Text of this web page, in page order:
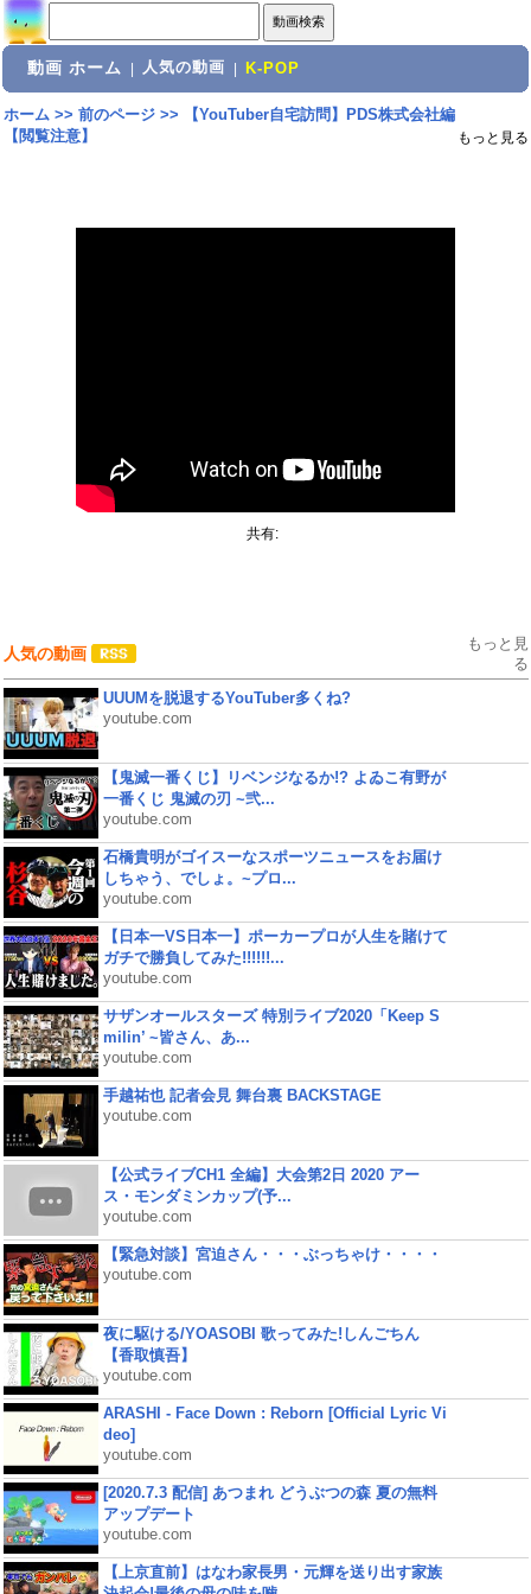
動画 ホーム 人気の動画 K-POP
ホーム>> 前のページ>>
【YouTuber自宅訪問】PDS株式会社編
【閲覧注意】
もっと見る
共有:
人気の動画
もっと見
る
UUUMを脱退するYouTuber多くね?
youtube.com
【鬼滅一番くじ】リベンジなるか!? よゐこ有野が
一番くじ 鬼滅の刃 ~弐...
youtube.com
石橋貴明がゴイスーなスポーツニュースをお届け
しちゃう、でしょ。~プロ...
youtube.com
【日本一VS日本一】ポーカープロが人生を賭けて
ガチで勝負してみた!!!!!!...
youtube.com
サザンオールスターズ 特別ライブ2020「Keep S
milin’ ~皆さん、あ...
youtube.com
手越祐也 記者会見 舞台裏 BACKSTAGE
youtube.com
【公式ライブCH1 全編】大会第2日 2020 アー
ス・モンダミンカップ(予...
youtube.com
【緊急対談】宮迫さん・・・ぶっちゃけ・・・・
youtube.com
夜に駆ける/YOASOBI 歌ってみた!しんごちん
【香取慎吾】
youtube.com
ARASHI - Face Down : Reborn [Official Lyric Vi
deo]
youtube.com
[2020.7.3 配信] あつまれ どうぶつの森 夏の無料
アップデート
youtube.com
【上京直前】はなわ家長男・元輝を送り出す家族